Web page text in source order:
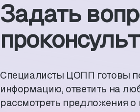
Задать
Специалисты ЦОПП готовы
информацию, ответить на
рассмотреть предложения о